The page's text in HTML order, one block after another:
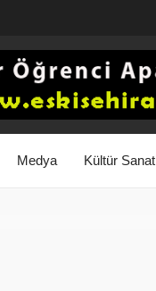
Medya Kültür Sanat